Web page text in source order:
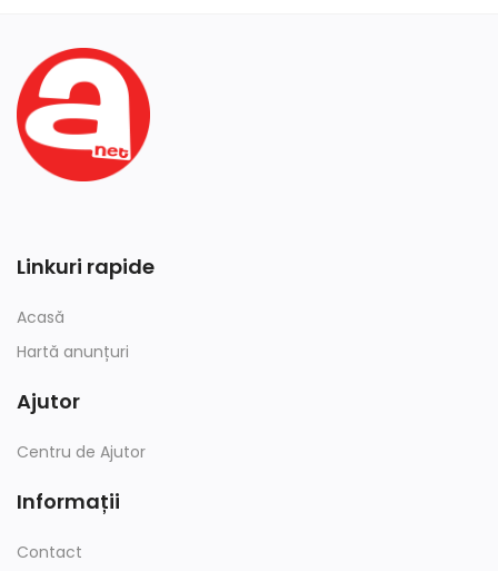
Linkuri rapide
Acasă
Hartă anunțuri
Ajutor
Centru de Ajutor
Informații
Contact